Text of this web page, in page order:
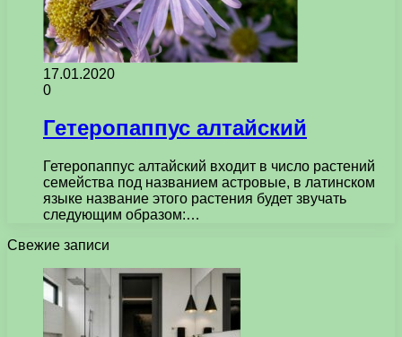
17.01.2020
0
Гетеропаппус алтайский
Гетеропаппус алтайский входит в число растений
семейства под названием астровые, в латинском
языке название этого растения будет звучать
следующим образом:…
Свежие записи